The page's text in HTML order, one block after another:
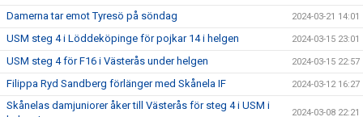
Damerna tar emot Tyresö på söndag 2024-03-21 14:01
USM steg 4 i Löddeköpinge för pojkar 14 i helgen 2024-03-15 23:01
USM steg 4 för F16 i Västerås under helgen 2024-03-15 22:57
Filippa Ryd Sandberg förlänger med Skånela IF 2024-03-12 16:27
Skånelas damjuniorer åker till Västerås för steg 4 i USM i
2024-03-08 22:21